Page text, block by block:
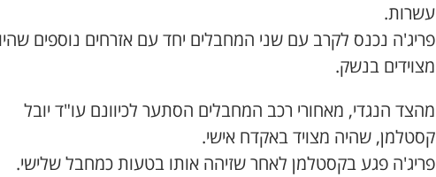
עשרות.
פריג'ה נכנס לקרב עם שני המחבלים יחד עם אזרחים נוספים שהיו
מצוידים בנשק.
מהצד הנגדי, מאחורי רכב המחבלים הסתער לכיוונם עו"ד יובל
קסטלמן, שהיה מצויד באקדח אישי.
פריג'ה פגע בקסטלמן לאחר שזיהה אותו בטעות כמחבל שלישי.